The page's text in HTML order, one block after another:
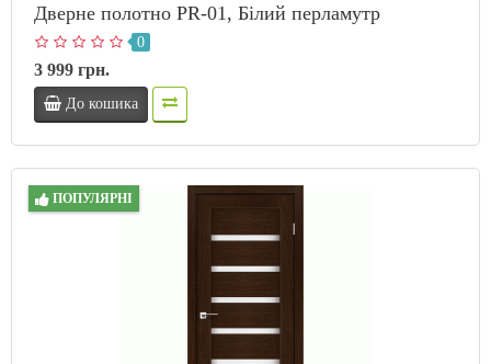
Дверне полотно PR-01, Білий перламутр
0
3 999 грн.
До кошика
ПОПУЛЯРНІ